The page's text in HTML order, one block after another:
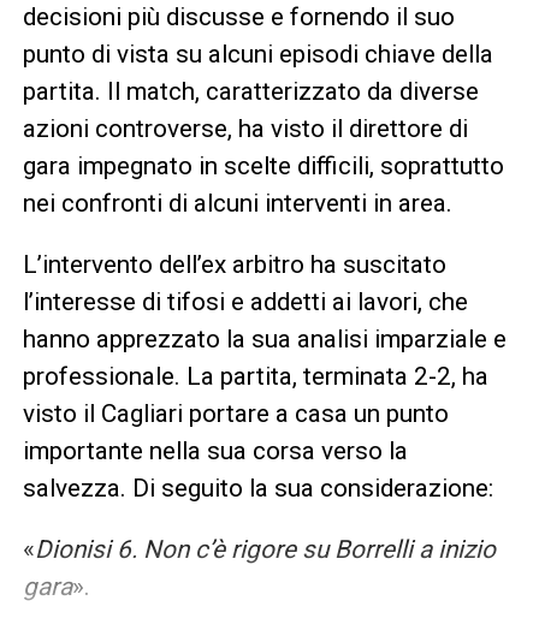
decisioni più discusse e fornendo il suo
punto di vista su alcuni episodi chiave della
partita. Il match, caratterizzato da diverse
azioni controverse, ha visto il direttore di
gara impegnato in scelte difficili, soprattutto
nei confronti di alcuni interventi in area.
L’intervento dell’ex arbitro ha suscitato
l’interesse di tifosi e addetti ai lavori, che
hanno apprezzato la sua analisi imparziale e
professionale. La partita, terminata 2-2, ha
visto il Cagliari portare a casa un punto
importante nella sua corsa verso la
salvezza. Di seguito la sua considerazione:
«Dionisi 6. Non c’è rigore su Borrelli a inizio
gara».